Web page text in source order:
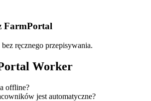
FarmPortal
ręcznego przepisywania.
Worker
offline?
jest automatyczne?